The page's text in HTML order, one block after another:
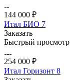
144 000 ₽
Итал БИО 7
Заказать
Быстрый просмотр
254 000 ₽
Итал Горизонт 8